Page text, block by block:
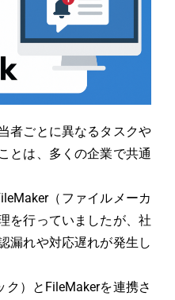
者ごとに異なるタスクや
とは、多くの企業で共通
（ファイルメーカ
を行っていましたが、社
漏れや対応遅れが発生し
）とFileMakerを連携さ